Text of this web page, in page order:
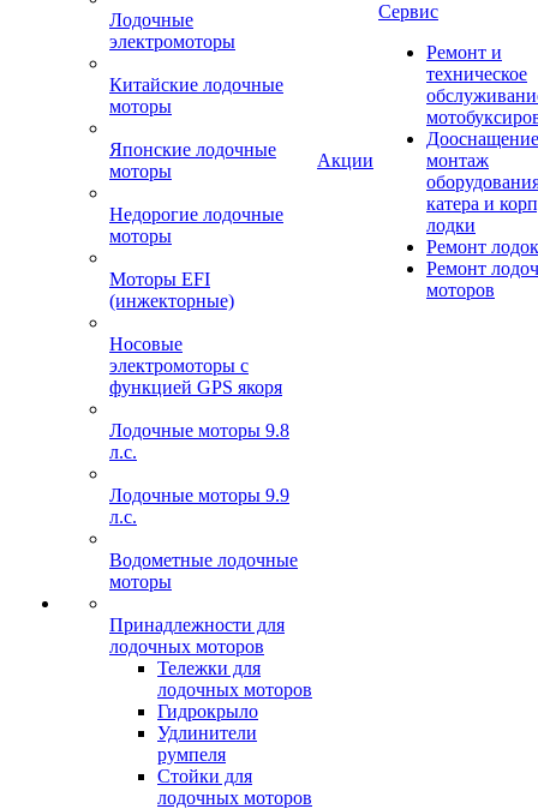
Лодочные
электромоторы
Китайские лодочные
моторы
Японские лодочные
моторы
Недорогие лодочные
моторы
Моторы EFI
(инжекторные)
Носовые
электромоторы с
функцией GPS якоря
Лодочные моторы 9.8
л.с.
Лодочные моторы 9.9
л.с.
Водометные лодочные
моторы
Принадлежности для
лодочных моторов
Тележки для
лодочных моторов
Гидрокрыло
Удлинители
румпеля
Стойки для
лодочных моторов
Акции
Сервис
Ремонт и
техническое
монтаж
катера и
лодки
Ремонт
Ремонт
моторов